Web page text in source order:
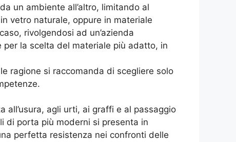
un ambiente all’altro, limitando al
vetro naturale, oppure in materiale
rivolgendosi ad un’azienda
la scelta del materiale più adatto, in
ragione si raccomanda di scegliere solo
all’usura, agli urti, ai graffi e al passaggio
di porta più moderni si presenta in
perfetta resistenza nei confronti delle